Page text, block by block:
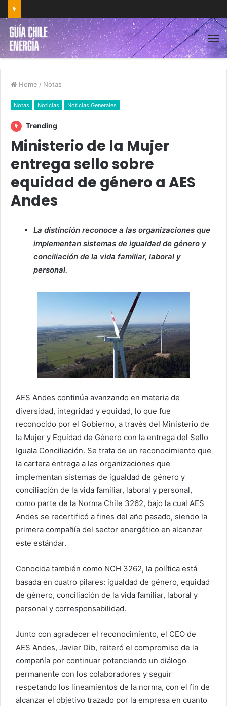
Home / Notas
Notas Noticias Noticias Generales
Trending
Ministerio de la Mujer
entrega sello sobre
equidad de género a AES
Andes
La distinción reconoce a las organizaciones que
implementan sistemas de igualdad de género y
conciliación de la vida familiar, laboral y
personal.
AES Andes continúa avanzando en materia de
diversidad, integridad y equidad, lo que fue
reconocido por el Gobierno, a través del Ministerio de
la Mujer y Equidad de Género con la entrega del Sello
Iguala Conciliación. Se trata de un reconocimiento que
la cartera entrega a las organizaciones que
implementan sistemas de igualdad de género y
conciliación de la vida familiar, laboral y personal,
como parte de la Norma Chile 3262, bajo la cual AES
Andes se recertificó a fines del año pasado, siendo la
primera compañía del sector energético en alcanzar
este estándar.
Conocida también como NCH 3262, la política está
basada en cuatro pilares: igualdad de género, equidad
de género, conciliación de la vida familiar, laboral y
personal y corresponsabilidad.
Junto con agradecer el reconocimiento, el CEO de
AES Andes, Javier Dib, reiteró el compromiso de la
compañía por continuar potenciando un diálogo
permanente con los colaboradores y seguir
respetando los lineamientos de la norma, con el fin de
alcanzar el objetivo trazado por la empresa en cuanto